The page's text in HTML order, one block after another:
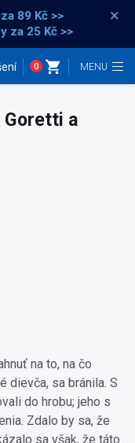
za 89 Kč >>
za 25 Kč >>
×
0
Goretti a
na to, na čo
dievča, sa bránila. S
do hrobu; jeho s
Zdalo by sa, že
sa však, že táto